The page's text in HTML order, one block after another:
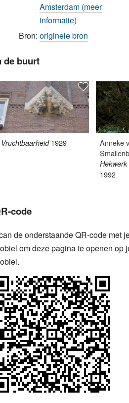
Amsterdam (meer
informatie)
Bron: originele bron
de buurt
Vruchtbaarheid 1929
Anneke
Hekwerk
1992
code
de onderstaande QR-code met
om deze pagina te openen op